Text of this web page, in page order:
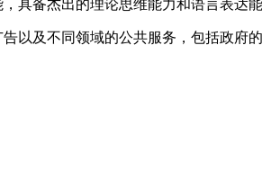
具备杰出的理论思维能力和语言表达能
以及不同领域的公共服务，包括政府的